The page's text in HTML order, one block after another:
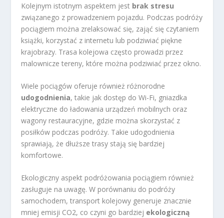
Kolejnym istotnym aspektem jest brak stresu
związanego z prowadzeniem pojazdu. Podczas podróży
pociągiem można zrelaksować się, zająć się czytaniem
książki, korzystać z internetu lub podziwiać piękne
krajobrazy. Trasa kolejowa często prowadzi przez
malownicze tereny, które można podziwiać przez okno.
Wiele pociągów oferuje również różnorodne
udogodnienia, takie jak dostęp do Wi-Fi, gniazdka
elektryczne do ładowania urządzeń mobilnych oraz
wagony restauracyjne, gdzie można skorzystać z
posiłków podczas podróży. Takie udogodnienia
sprawiają, że dłuższe trasy stają się bardziej
komfortowe.
Ekologiczny aspekt podróżowania pociągiem również
zasługuje na uwagę. W porównaniu do podróży
samochodem, transport kolejowy generuje znacznie
mniej emisji CO2, co czyni go bardziej ekologiczną